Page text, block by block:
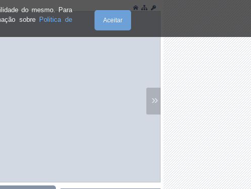
do mesmo. Para
sobre Politica de
Aceitar
»